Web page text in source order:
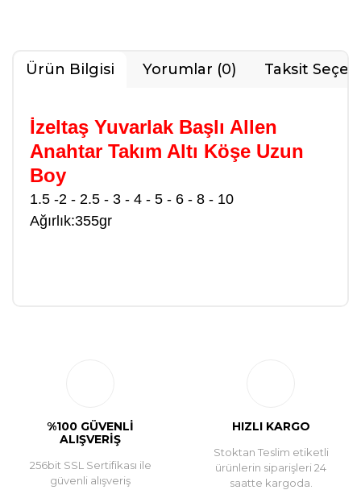
Ürün Bilgisi Yorumlar (0) Taksit
İzeltaş Yuvarlak Başlı Allen
Anahtar Takım Altı Köşe Uzun
Boy
1.5 -2 - 2.5 - 3 - 4 - 5 - 6 - 8 - 10
Ağırlık:355gr
%100 GÜVENLİ
ALIŞVERİŞ
256bit SSL Sertifikası ile
güvenli alışveriş
HIZLI KARGO
Stoktan Teslim etiketli
ürünlerin siparişleri 24
saatte kargoda.